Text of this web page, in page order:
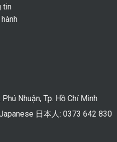
tin
Nhuận, Tp. Hồ Chí Minh
日本人: 0373 642 830